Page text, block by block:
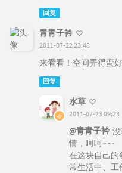
回复
青青子衿
2011-07-22 23:48
来看看！空间弄得蛮好
回复
水草
2011-07-23 09:23
@青青子衿
情，呵呵~~~
在这块自己的
常生活中、工